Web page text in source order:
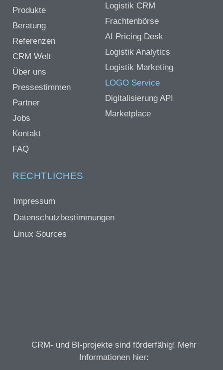
Produkte
Beratung
Referenzen
CRM Welt
Über uns
Pressestimmen
Partner
Jobs
Kontakt
FAQ
Logistik CRM
Frachtenbörse
AI Pricing Desk
Logistik Analytics
Logistik Marketing
LOGO Service
Digitalisierung API
Marketplace
RECHTLICHES
Impressum
Datenschutzbestimmungen
Linux Sources
CRM- und BI-projekte sind förderfähig! Mehr
Informationen hier: